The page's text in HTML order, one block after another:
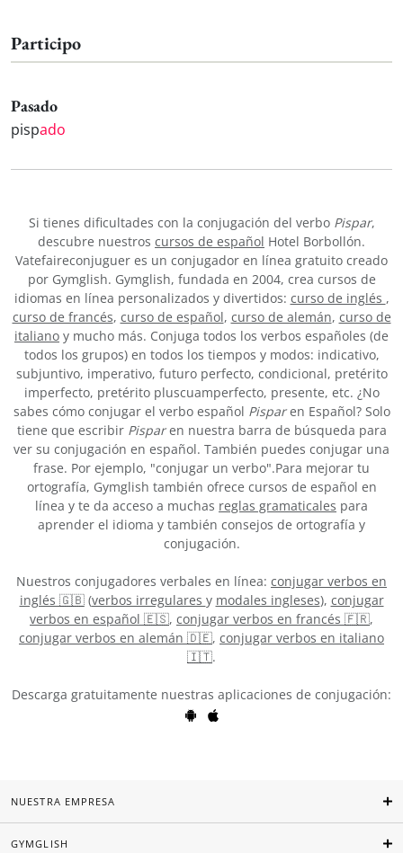
Participo
Pasado
pispado
Si tienes dificultades con la conjugación del verbo Pispar,
descubre nuestros cursos de español Hotel Borbollón.
Vatefaireconjuguer es un conjugador en línea gratuito creado
por Gymglish. Gymglish, fundada en 2004, crea cursos de
idiomas en línea personalizados y divertidos: curso de inglés ,
curso de francés, curso de español, curso de alemán, curso de
italiano y mucho más. Conjuga todos los verbos españoles (de
todos los grupos) en todos los tiempos y modos: indicativo,
subjuntivo, imperativo, futuro perfecto, condicional, pretérito
imperfecto, pretérito pluscuamperfecto, presente, etc. ¿No
sabes cómo conjugar el verbo español Pisparen Español? Solo
tiene que escribir Pisparen nuestra barra de búsqueda para
ver su conjugación en español. También puedes conjugar una
frase. Por ejemplo, "conjugar un verbo".Para mejorar tu
ortografía, Gymglish también ofrece cursos de español en
línea y te da acceso a muchas reglas gramaticales para
aprender el idioma y también consejos de ortografía y
conjugación.
Nuestros conjugadores verbales en línea: conjugar verbos en
inglés 🇬🇧(verbos irregulares y modales ingleses), conjugar
verbos en español 🇪🇸, conjugar verbos en francés 🇫🇷,
conjugar verbos en alemán 🇩🇪, conjugar verbos en italiano
🇮🇹.
Descarga gratuitamente nuestras aplicaciones de conjugación:
NUESTRA EMPRESA
GYMGLISH